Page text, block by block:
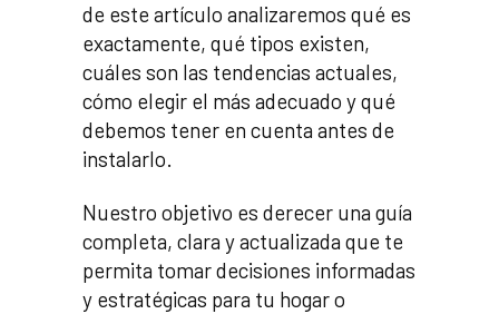
de este artículo analizaremos qué es
exactamente, qué tipos existen,
cuáles son las tendencias actuales,
cómo elegir el más adecuado y qué
debemos tener en cuenta antes de
instalarlo.
Nuestro objetivo es derecer una guía
completa, clara y actualizada que te
permita tomar decisiones informadas
y estratégicas para tu hogar o